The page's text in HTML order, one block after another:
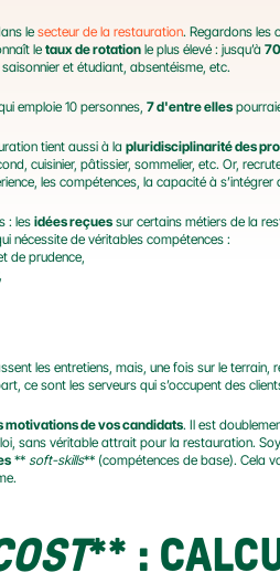
le secteur de la restauration. Regardons les
le taux de rotation le plus élevé : jusqu’à
et étudiant, absentéisme, etc.
emploie 10 personnes, 7 d'entre elles
tient aussi à la pluridisciplinarité des
cuisinier, pâtissier, sommelier, etc. Or,
les compétences, la capacité à
: les idées reçues sur certains métiers de la
nécessite de véritables compétences :
de prudence,
les entretiens, mais, une fois sur le terrain,
ce sont les serveurs qui s’occupent des
motivations de vos candidats. Il est
sans véritable attrait pour la restauration.
** soft-skills** (compétences de base). Cela
** :